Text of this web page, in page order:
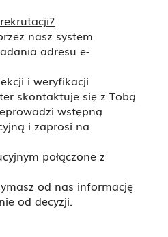
nasz system
adresu e-
i weryfikacji
skontaktuje się z Tobą
wstępną
i zaprosi na
połączone z
od nas informację
od decyzji.